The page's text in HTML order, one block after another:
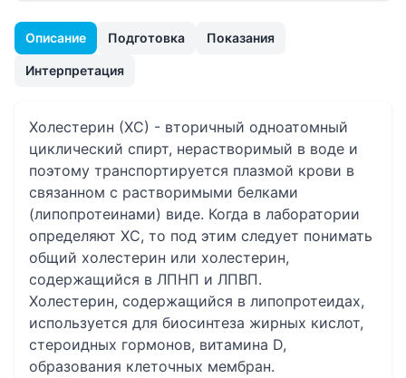
Описание Подготовка Показания
Интерпретация
Холестерин (ХС) - вторичный одноатомный
циклический спирт, нерастворимый в воде и
поэтому транспортируется плазмой крови в
связанном с растворимыми белками
(липопротеинами) виде. Когда в лаборатории
определяют ХС, то под этим следует понимать
общий холестерин или холестерин,
содержащийся в ЛПНП и ЛПВП.
Холестерин, содержащийся в липопротеидах,
используется для биосинтеза жирных кислот,
стероидных гормонов, витамина D,
образования клеточных мембран.